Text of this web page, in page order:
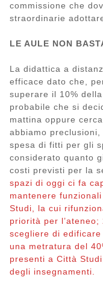
commissione che
straordinarie
LE AULE NON
La didattica a
efficace dato che,
superare il 10%
probabile che si
mattina oppure
abbiamo
spesa di fitti per gli
considerato quanto
costi previsti per la
spazi di oggi ci fa
mantenere
Studi, la cui
priorità per
scegliere di edificare
una metratura del
presenti a Città
degli insegnamenti.